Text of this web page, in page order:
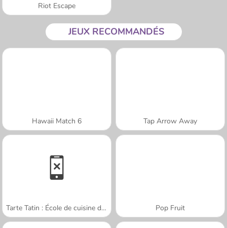
Riot Escape
JEUX RECOMMANDÉS
Hawaii Match 6 Tap Arrow Away
Tarte Tatin : École de cuisine de Sara Pop Fruit